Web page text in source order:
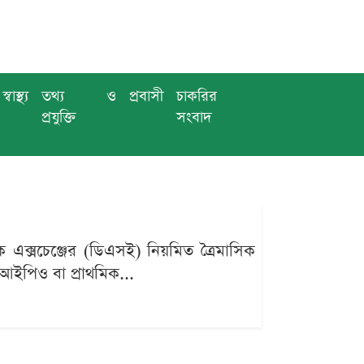
স্বাস্থ্য
তথ্য ও
প্রযুক্তি
প্রবাসী
চাকরির
সংবাদ
এক্সচেঞ্জের (ডিএসই) নিয়মিত ত্রৈমাসিক
বা প্রাথমিক...